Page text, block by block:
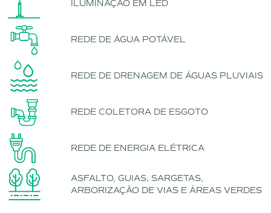
ILUMINAÇÃO EM LED
REDE DE ÁGUA POTÁVEL
REDE DE DRENAGEM DE ÁGUAS PLUVIAIS
REDE COLETORA DE ESGOTO
REDE DE ENERGIA ELÉTRICA
ASFALTO, GUIAS, SARGETAS,
ARBORIZAÇÃO DE VIAS E ÁREAS VERDES